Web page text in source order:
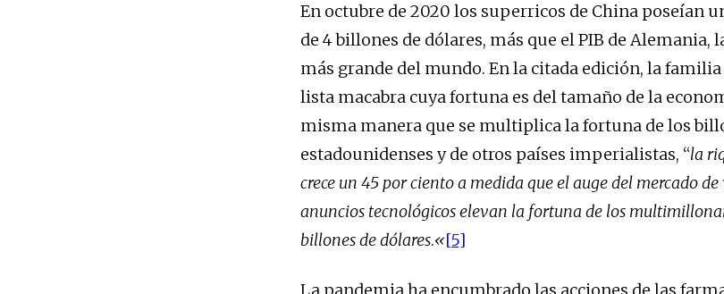
En octubre de 2020 los superricos de China poseían
de 4 billones de dólares, más que el PIB de Alemania,
más grande del mundo. En la citada edición, la
lista macabra cuya fortuna es del tamaño de la
misma manera que se multiplica la fortuna de los
estadounidenses y de otros países imperialistas, “la
crece un 45 por ciento a medida que el auge del mercado
anuncios tecnológicos elevan la fortuna de los
billones de dólares.«[5]